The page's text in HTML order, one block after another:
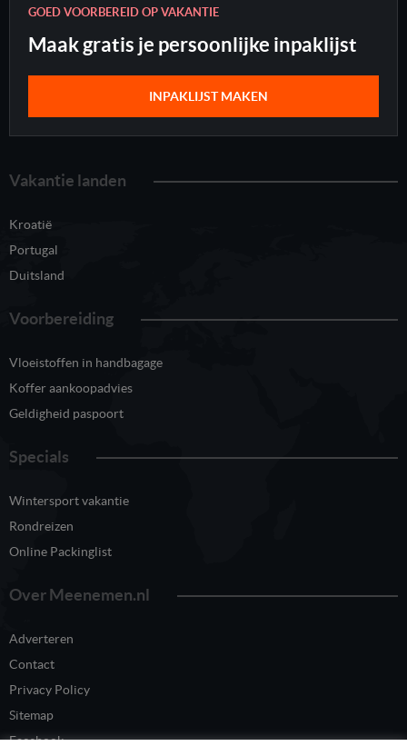
GOED VOORBEREID OP VAKANTIE
Maak gratis je persoonlijke inpaklijst
INPAKLIJST MAKEN
Vakantie landen
Kroatië
Portugal
Duitsland
Voorbereiding
Vloeistoffen in handbagage
Koffer aankoopadvies
Geldigheid paspoort
Specials
Wintersport vakantie
Rondreizen
Online Packinglist
Over Meenemen.nl
Adverteren
Contact
Privacy Policy
Sitemap
Facebook